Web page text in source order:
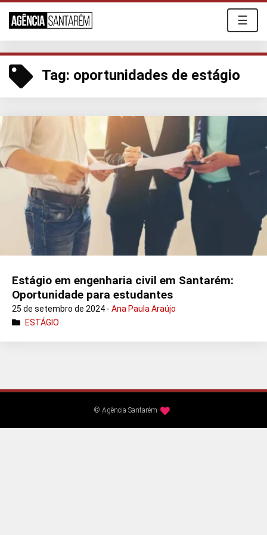
☰
Tag: oportunidades de estágio
Estágio em engenharia civil em Santarém:
Oportunidade para estudantes
25 de setembro de 2024 - Ana Paula Araújo
ESTÁGIO
© Agência Santarém